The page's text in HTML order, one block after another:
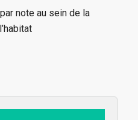
note au sein de la